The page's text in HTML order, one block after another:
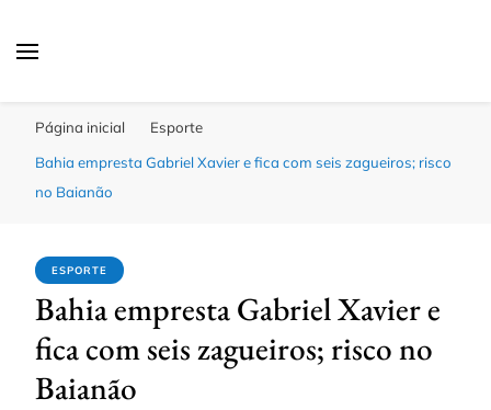
Página inicial
Esporte
Bahia empresta Gabriel Xavier e fica com seis zagueiros; risco
no Baianão
ESPORTE
Bahia empresta Gabriel Xavier e
fica com seis zagueiros; risco no
Baianão